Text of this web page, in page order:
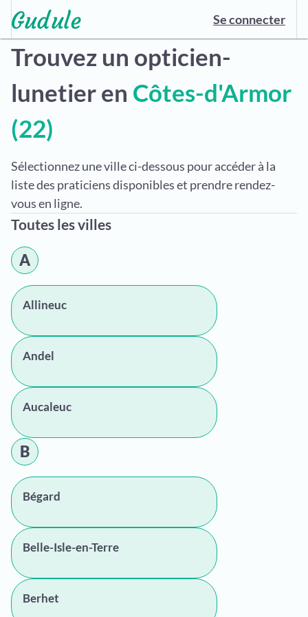
Se connecter
Trouvez un opticien-
lunetier en Côtes-d'Armor
(22)
Sélectionnez une ville ci-dessous pour accéder à la
liste des praticiens disponibles et prendre rendez-
vous en ligne.
Toutes les villes
A
Allineuc
Andel
Aucaleuc
B
Bégard
Belle-Isle-en-Terre
Berhet